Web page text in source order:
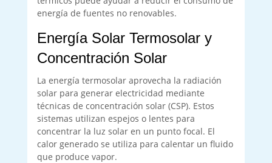
energía de fuentes no renovables.
Energía Solar Termosolar y
Concentración Solar
La energía termosolar aprovecha la radiación
solar para generar electricidad mediante
técnicas de concentración solar (CSP). Estos
sistemas utilizan espejos o lentes para
concentrar la luz solar en un punto focal. El
calor generado se utiliza para calentar un fluido
que produce vapor.